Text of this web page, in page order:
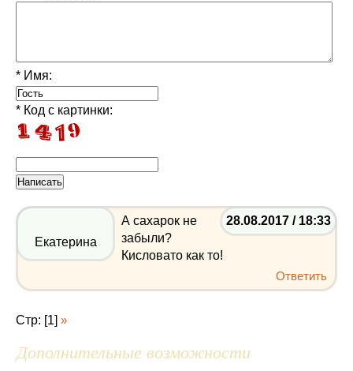
* Имя:
* Код с картинки:
28.08.2017 / 18:33
Екатерина
А сахарок не
забыли?
Кисловато как то!
Ответить
Стр: [1] »
Дополнительные возможности